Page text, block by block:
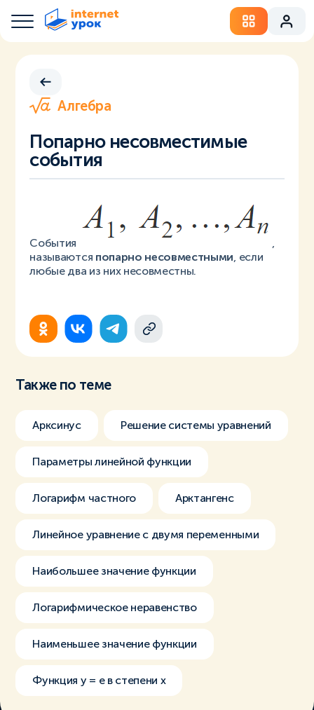
Алгебра
Попарно несовместимые
события
События
называются попарно несовместными , если
любые два из них несовместны.
Также по теме
Арксинус Решение системы уравнений
Параметры линейной функции
Логарифм частного Арктангенс
Линейное уравнение с двумя переменными
Наибольшее значение функции
Логарифмическое неравенство
Наименьшее значение функции
Функция y = e в степени x